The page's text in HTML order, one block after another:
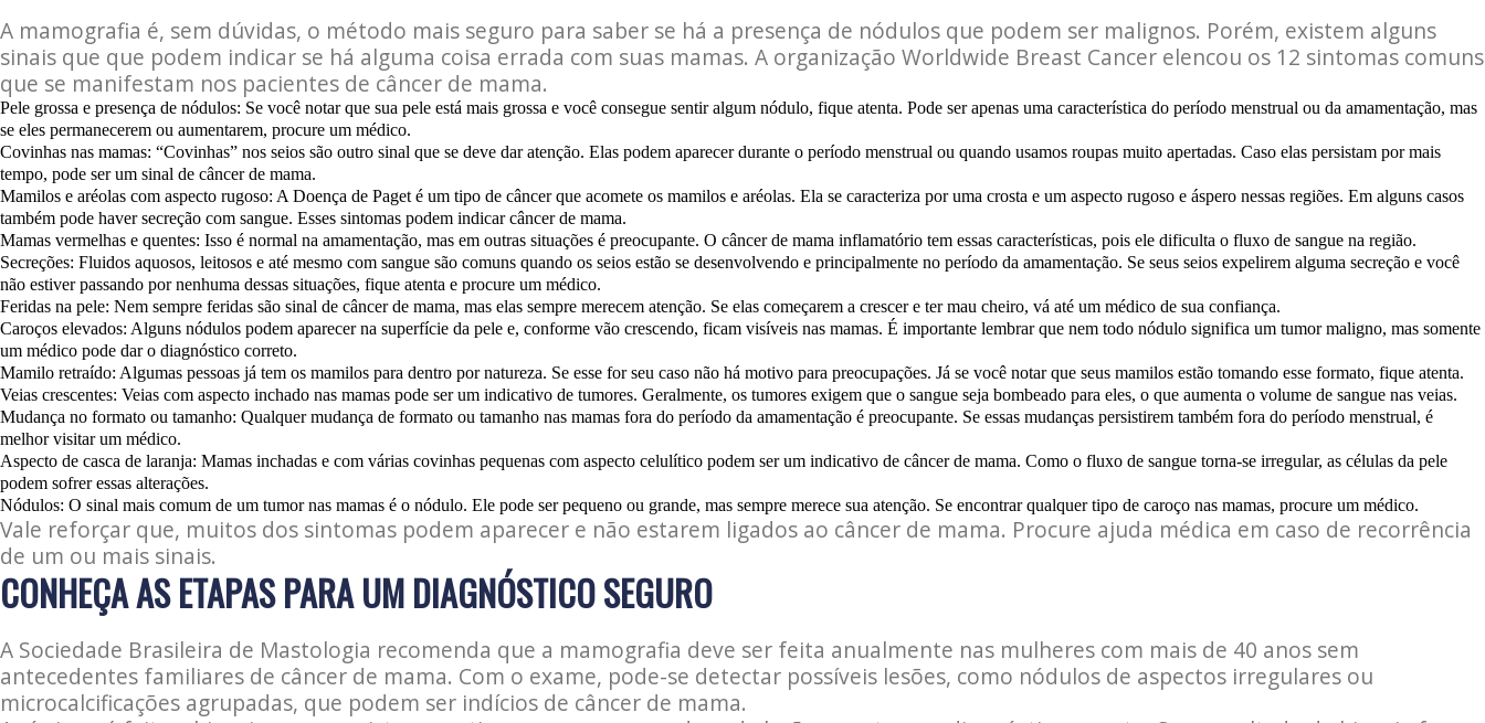
A mamografia é, sem dúvidas, o método mais seguro para saber se há a presença de nódulos que podem ser malignos. Porém, existem alguns
sinais que que podem indicar se há alguma coisa errada com suas mamas. A organização Worldwide Breast Cancer elencou os 12 sintomas comuns
que se manifestam nos pacientes de câncer de mama.
Pele grossa e presença de nódulos: Se você notar que sua pele está mais grossa e você consegue sentir algum nódulo, fique atenta. Pode ser apenas uma característica do período menstrual ou da amamentação, mas
se eles permanecerem ou aumentarem, procure um médico.
Covinhas nas mamas: “Covinhas” nos seios são outro sinal que se deve dar atenção. Elas podem aparecer durante o período menstrual ou quando usamos roupas muito apertadas. Caso elas persistam por mais
tempo, pode ser um sinal de câncer de mama.
Mamilos e aréolas com aspecto rugoso: A Doença de Paget é um tipo de câncer que acomete os mamilos e aréolas. Ela se caracteriza por uma crosta e um aspecto rugoso e áspero nessas regiões. Em alguns casos
também pode haver secreção com sangue. Esses sintomas podem indicar câncer de mama.
Mamas vermelhas e quentes: Isso é normal na amamentação, mas em outras situações é preocupante. O câncer de mama inflamatório tem essas características, pois ele dificulta o fluxo de sangue na região.
Secreções: Fluidos aquosos, leitosos e até mesmo com sangue são comuns quando os seios estão se desenvolvendo e principalmente no período da amamentação. Se seus seios expelirem alguma secreção e você
não estiver passando por nenhuma dessas situações, fique atenta e procure um médico.
Feridas na pele: Nem sempre feridas são sinal de câncer de mama, mas elas sempre merecem atenção. Se elas começarem a crescer e ter mau cheiro, vá até um médico de sua confiança.
Caroços elevados: Alguns nódulos podem aparecer na superfície da pele e, conforme vão crescendo, ficam visíveis nas mamas. É importante lembrar que nem todo nódulo significa um tumor maligno, mas somente
um médico pode dar o diagnóstico correto.
Mamilo retraído: Algumas pessoas já tem os mamilos para dentro por natureza. Se esse for seu caso não há motivo para preocupações. Já se você notar que seus mamilos estão tomando esse formato, fique atenta.
Veias crescentes: Veias com aspecto inchado nas mamas pode ser um indicativo de tumores. Geralmente, os tumores exigem que o sangue seja bombeado para eles, o que aumenta o volume de sangue nas veias.
Mudança no formato ou tamanho: Qualquer mudança de formato ou tamanho nas mamas fora do período da amamentação é preocupante. Se essas mudanças persistirem também fora do período menstrual, é
melhor visitar um médico.
Aspecto de casca de laranja: Mamas inchadas e com várias covinhas pequenas com aspecto celulítico podem ser um indicativo de câncer de mama. Como o fluxo de sangue torna-se irregular, as células da pele
podem sofrer essas alterações.
Nódulos: O sinal mais comum de um tumor nas mamas é o nódulo. Ele pode ser pequeno ou grande, mas sempre merece sua atenção. Se encontrar qualquer tipo de caroço nas mamas, procure um médico.
Vale reforçar que, muitos dos sintomas podem aparecer e não estarem ligados ao câncer de mama. Procure ajuda médica em caso de recorrência
de um ou mais sinais.
CONHEÇA AS ETAPAS PARA UM DIAGNÓSTICO SEGURO
A Sociedade Brasileira de Mastologia recomenda que a mamografia deve ser feita anualmente nas mulheres com mais de 40 anos sem
antecedentes familiares de câncer de mama. Com o exame, pode-se detectar possíveis lesões, como nódulos de aspectos irregulares ou
microcalcificações agrupadas, que podem ser indícios de câncer de mama.